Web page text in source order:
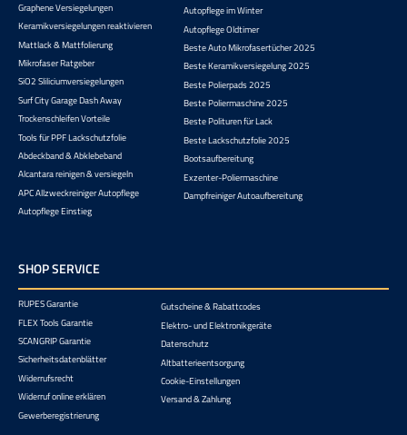
Graphene Versiegelungen
Keramikversiegelungen reaktivieren
Mattlack & Mattfolierung
Mikrofaser Ratgeber
SiO2 Sliliciumversiegelungen
Surf City Garage Dash Away
Trockenschleifen Vorteile
Tools für PPF Lackschutzfolie
Abdeckband & Abklebeband
Alcantara reinigen & versiegeln
APC Allzweckreiniger Autopflege
Autopflege Einstieg
Autopflege im Winter
Autopflege Oldtimer
Beste Auto Mikrofasertücher 2025
Beste Keramikversiegelung 2025
Beste Polierpads 2025
Beste Poliermaschine 2025
Beste Polituren für Lack
Beste Lackschutzfolie 2025
Bootsaufbereitung
Exzenter-Poliermaschine
Dampfreiniger Autoaufbereitung
SHOP SERVICE
RUPES Garantie
FLEX Tools Garantie
SCANGRIP Garantie
Sicherheitsdatenblätter
Widerrufsrecht
Widerruf online erklären
Gewerberegistrierung
Gutscheine & Rabattcodes
Elektro- und Elektronikgeräte
Datenschutz
Altbatterieentsorgung
Cookie-Einstellungen
Versand & Zahlung